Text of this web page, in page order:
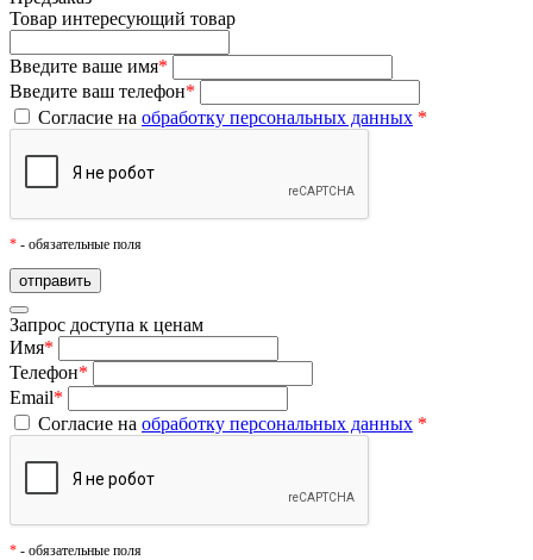
Товар интересующий товар
Введите ваше имя*
Введите ваш телефон*
Согласие на обработку персональных данных *
* - обязательные поля
Запрос доступа к ценам
Имя*
Телефон*
Email*
Согласие на обработку персональных данных *
* - обязательные поля